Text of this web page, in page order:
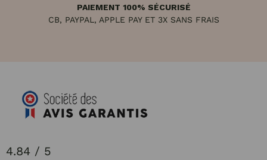
PAIEMENT 100% SÉCURISÉ
CB, PAYPAL, APPLE PAY ET 3X SANS FRAIS
4.84 / 5